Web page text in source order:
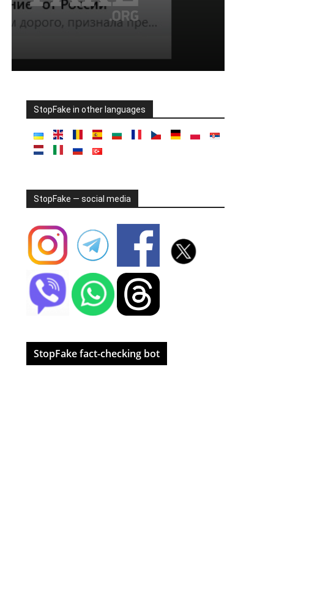
StopFake in other languages
StopFake — social media
StopFake fact-checking bot